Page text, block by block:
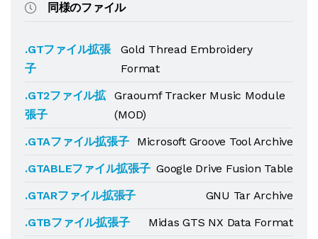
同様のファイル
.GTファイル拡張
子
Gold Thread Embroidery
Format
.GT2ファイル拡
張子
Graoumf Tracker Music Module
(MOD)
.GTAファイル拡張子
Microsoft Groove Tool Archive
.GTABLEファイル拡張子 Google Drive Fusion Table
.GTARファイル拡張子
GNU Tar Archive
.GTBファイル拡張子
Midas GTS NX Data Format